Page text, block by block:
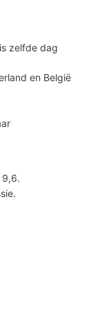
zelfde dag
en België
9,6.